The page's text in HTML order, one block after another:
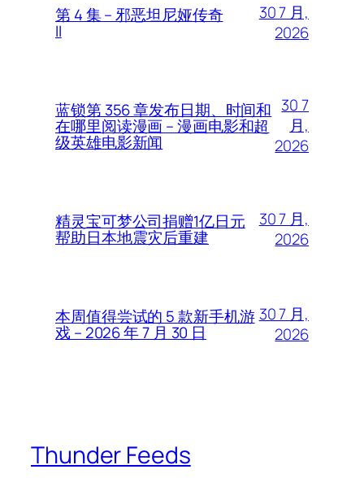
第 4 集 – 邪恶坦尼娅传奇
II
30 7 月,
2026
蓝锁第 356 章发布日期、时间和
在哪里阅读漫画 – 漫画电影和超
级英雄电影新闻
30 7
月,
2026
精灵宝可梦公司捐赠1亿日元
帮助日本地震灾后重建
30 7 月,
2026
本周值得尝试的 5 款新手机游
戏 – 2026 年 7 月 30 日
30 7 月,
2026
Thunder Feeds